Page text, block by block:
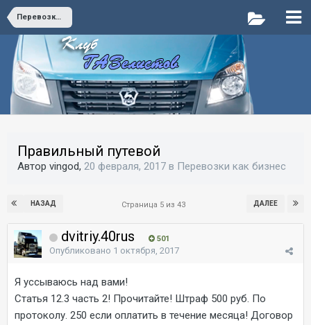
Перевозки как бизнес
Правильный путевой
Автор vingod, 20 февраля, 2017 в Перевозки как бизнес
НАЗАД ДАЛЕЕ
Страница 5 из 43
dvitriy.40rus 501
Опубликовано 1 октября, 2017
Я уссываюсь над вами!
Статья 12.3 часть 2! Прочитайте! Штраф 500 руб. По
протоколу. 250 если оплатить в течение месяца! Договор